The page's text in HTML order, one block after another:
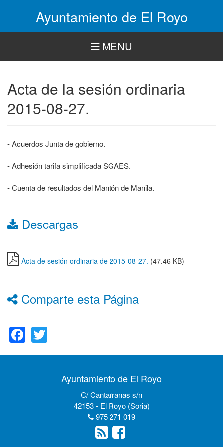
Ayuntamiento de El Royo
MENU
Acta de la sesión ordinaria
2015-08-27.
- Acuerdos Junta de gobierno.
- Adhesión tarifa simplificada SGAES.
- Cuenta de resultados del Mantón de Manila.
Descargas
Acta de sesión ordinaria de 2015-08-27. (47.46 KB)
Comparte esta Página
Facebook
Ayuntamiento de El Royo
C/ Cantarranas s/n
42153 - El Royo (Soria)
975 271 019